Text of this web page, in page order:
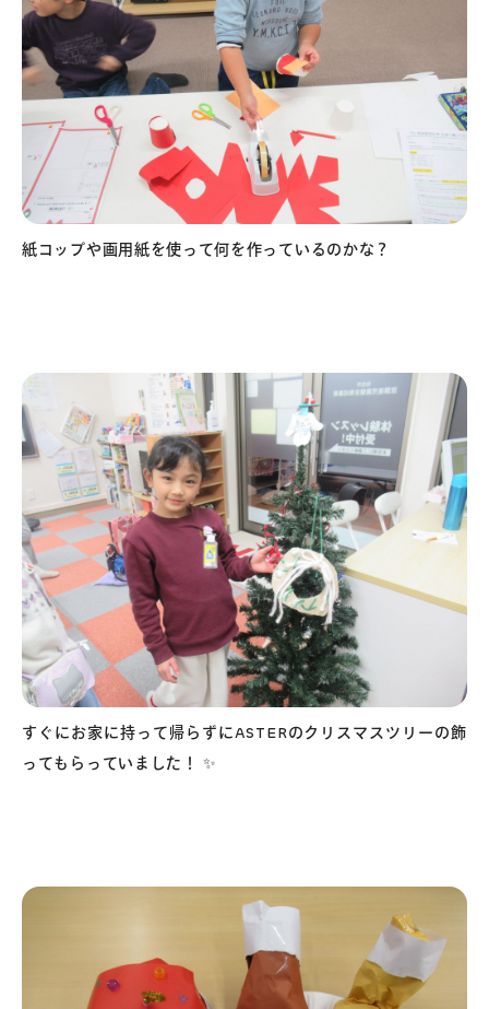
紙コップや画用紙を使って何を作っているのかな？
すぐにお家に持って帰らずにASTERのクリスマスツリーの飾
ってもらっていました！ ✨